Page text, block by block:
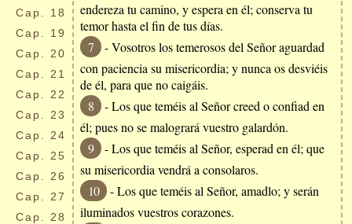
Cap.
18
Cap.
19
Cap.
20
Cap.
21
Cap.
22
Cap.
23
Cap.
24
Cap.
25
Cap.
26
Cap.
27
Cap.
28
endereza tu camino, y espera en él; conserva tu
temor hasta el fin de tus días.
7
- Vosotros los temerosos del Señor aguardad
con paciencia su misericordia; y nunca os desviéis
de él, para que no caigáis.
8
- Los que teméis al Señor creed o confiad en
él; pues no se malogrará vuestro galardón.
9
- Los que teméis al Señor, esperad en él; que
su misericordia vendrá a consolaros.
10
- Los que teméis al Señor, amadlo; y serán
iluminados vuestros corazones.